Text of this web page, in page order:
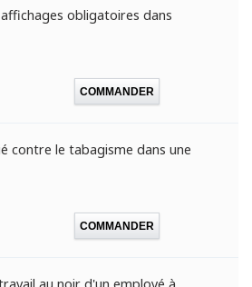
obligatoires dans
COMMANDER
contre le tabagisme dans une
COMMANDER